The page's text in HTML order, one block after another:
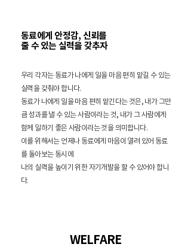
동료에게 안정감, 신뢰를
줄 수 있는 실력을 갖추자
우리 각자는 동료가 나에게 일을 마음 편히 맡길 수 있는
실력을 갖춰야 합니다.
동료가 나에게 일을 마음 편히 맡긴다는 것은, 내가 그만
큼 성과를 낼 수 있는 사람이라는 것, 내가 그 사람에게
함께 일하기 좋은 사람이라는 것을 의미합니다.
이를 위해서는 언제나 동료에게 마음이 열려 있어 동료
를 돌아보는 동시에
나의 실력을 높이기 위한 자기개발을 할 수 있어야 합니
다.
WELFARE